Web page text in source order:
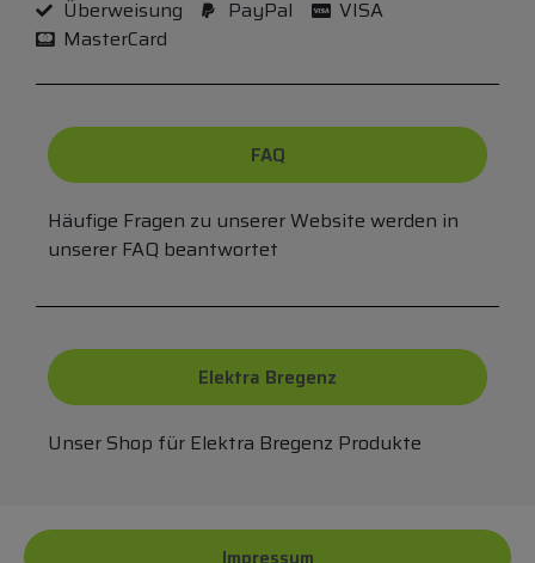
Überweisung
PayPal
VISA
MasterCard
FAQ
Häufige Fragen zu unserer Website werden in
unserer FAQ beantwortet
Elektra Bregenz
Unser Shop für Elektra Bregenz Produkte